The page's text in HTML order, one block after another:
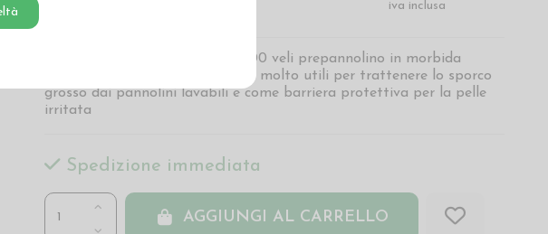
iva inclusa
Popli Box di Popolini contiene 100 veli prepannolino in morbida
viscosa certificata Oeko Tex 100, molto utili per trattenere lo sporco
grosso dai pannolini lavabili e come barriera protettiva per la pelle
irritata
Spedizione immediata
AGGIUNGI AL CARRELLO